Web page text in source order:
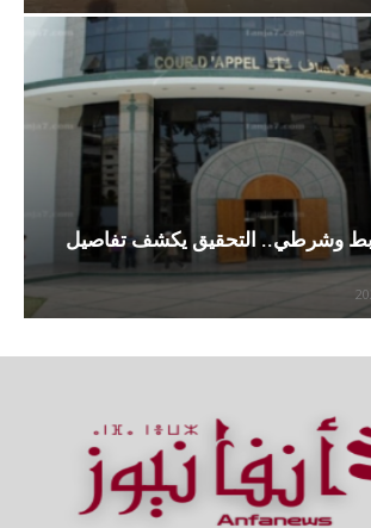
وشرطي.. التحقيق يكشف تفاصيل